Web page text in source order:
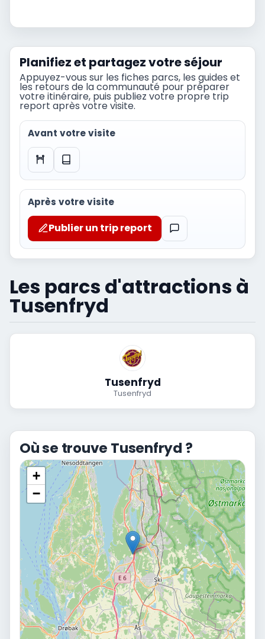
Planifiez et partagez votre séjour
Appuyez-vous sur les fiches parcs, les guides et
les retours de la communauté pour préparer
votre itinéraire, puis publiez votre propre trip
report après votre visite.
Avant votre visite
Après votre visite
Publier un trip report
Les parcs d'attractions à
Tusenfryd
Tusenfryd
Tusenfryd
Où se trouve Tusenfryd ?
+
−